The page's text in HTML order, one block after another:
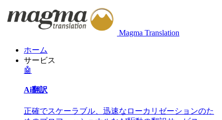
Magma Translation
ホーム
サービス
🤖
Ai翻訳
正確でスケーラブル、迅速なローカリゼーションのた